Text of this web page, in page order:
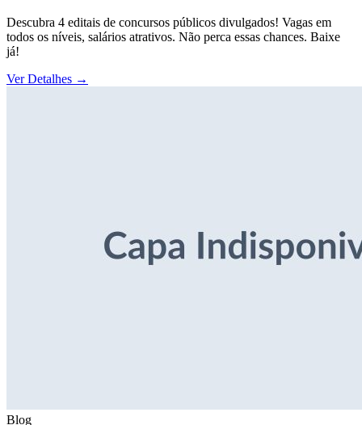
Descubra 4 editais de concursos públicos divulgados! Vagas em
todos os níveis, salários atrativos. Não perca essas chances. Baixe
já!
Ver Detalhes →
Blog